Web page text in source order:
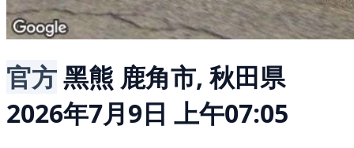
官方黑熊 鹿角市, 秋田県
2026年7月9日 上午07:05